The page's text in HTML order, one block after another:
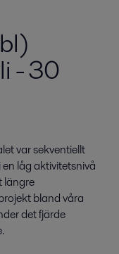
- 30
var sekventiellt
låg aktivitetsnivå
längre
bland våra
det fjärde